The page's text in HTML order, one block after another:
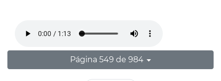
Página 549 de 984